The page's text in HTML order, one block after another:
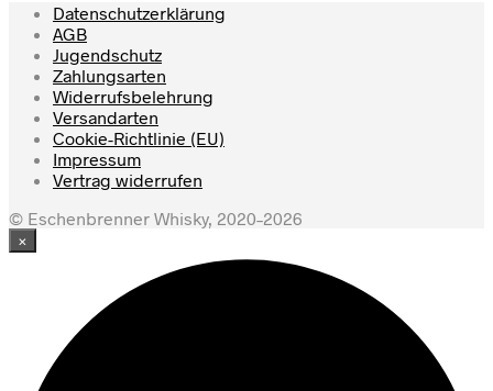
Datenschutzerklärung
AGB
Jugendschutz
Zahlungsarten
Widerrufsbelehrung
Versandarten
Cookie-Richtlinie (EU)
Impressum
Vertrag widerrufen
© Eschenbrenner Whisky, 2020–2026
×